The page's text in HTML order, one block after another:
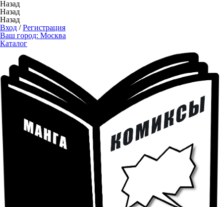
Назад
Назад
Назад
Вход /Регистрация
Ваш город: Москва
Каталог